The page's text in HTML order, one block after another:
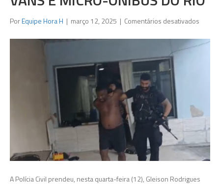
PorEquipe Hora H | março 12, 2025 | Comentários desativados
Civil
de
de
vans
e
ônibus
A Polícia Civil prendeu, nesta quarta-feira (12), Gleison Rodrigues